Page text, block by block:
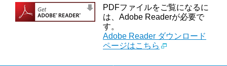
PDFファイルをご覧になるに
は、Adobe Readerが必要で
す。
Adobe Reader ダウンロード
ページはこちら